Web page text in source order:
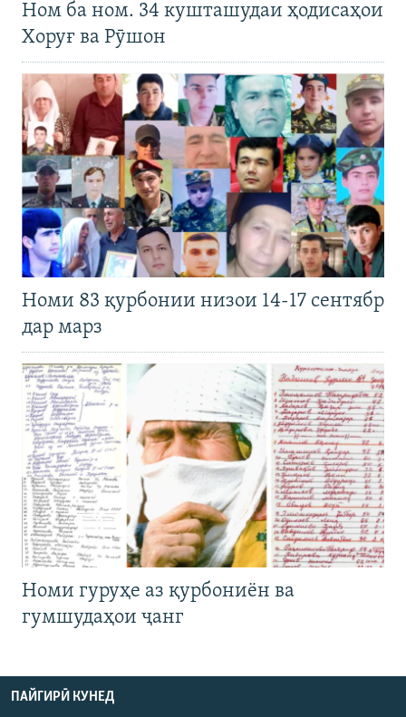
Ном ба ном. 34 кушташудаи ҳодисаҳои
Хоруғ ва Рӯшон
Номи 83 қурбонии низои 14-17 сентябр
дар марз
Номи гуруҳе аз қурбониён ва
гумшудаҳои ҷанг
ПАЙГИРӢ КУНЕД